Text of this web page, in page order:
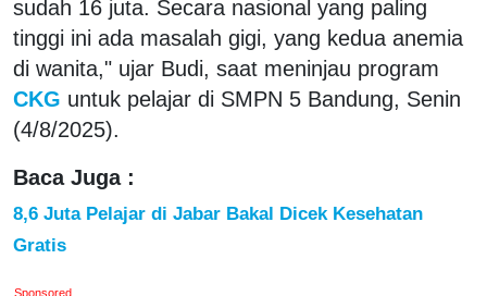
sudah 16 juta. Secara nasional yang paling
tinggi ini ada masalah gigi, yang kedua anemia
di wanita," ujar Budi, saat meninjau program
CKG untuk pelajar di SMPN 5 Bandung, Senin
(4/8/2025).
Baca Juga :
8,6 Juta Pelajar di Jabar Bakal Dicek Kesehatan
Gratis
Sponsored